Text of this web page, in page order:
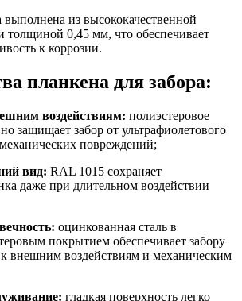
выполнена из высококачественной
толщиной 0,45 мм, что обеспечивает
к коррозии.
планкена для забора:
воздействиям: полиэстеровое
защищает забор от ультрафиолетового
повреждений;
вид: RAL 1015 сохраняет
даже при длительном воздействии
оцинкованная сталь в
покрытием обеспечивает забору
внешним воздействиям и механическим
гладкая поверхность легко